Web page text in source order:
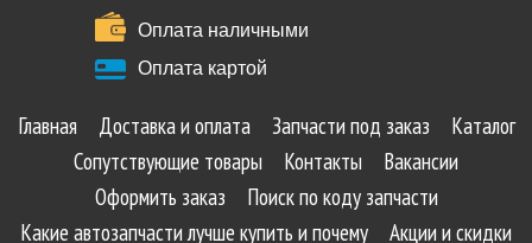
Оплата наличными
Оплата картой
Главная Доставка и оплата Запчасти под заказ
Каталог
Сопутствующие товары
Контакты
Вакансии
Оформить заказ
Поиск по коду запчасти
Какие автозапчасти лучше купить и почему
Акции и скидки